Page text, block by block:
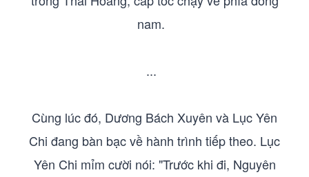
nam.
...
Cùng lúc đó, Dương Bách Xuyên và Lục Yên
Chi đang bàn bạc về hành trình tiếp theo. Lục
Yên Chi mỉm cười nói: "Trước khi đi, Nguyên